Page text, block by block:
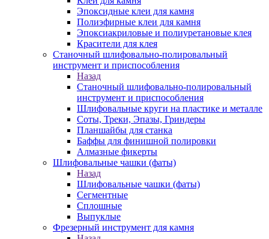
Эпоксидные клеи для камня
Полиэфирные клеи для камня
Эпоксиакриловые и полиуретановые клея
Красители для клея
Станочный шлифовально-полировальный
инструмент и приспособления
Назад
Станочный шлифовально-полировальный
инструмент и приспособления
Шлифовальные круги на пластике и металле
Соты, Треки, Эпазы, Гриндеры
Планшайбы для станка
Баффы для финишной полировки
Алмазные фикерты
Шлифовальные чашки (фаты)
Назад
Шлифовальные чашки (фаты)
Сегментные
Сплошные
Выпуклые
Фрезерный инструмент для камня